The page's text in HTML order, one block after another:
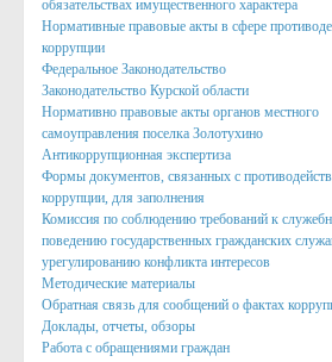
Перечень систем и
Муниципальные
График Приема
Защита населения и территорий от
Профилактика коррупции и иных
Общественный совет
Нормотворческая деятельность
Администрация
обязательствах имущественного характера
Нормативные правовые акты в сфере
коррупции
Федеральное Законодательство
Законодательство Курской области
Нормативно правовые акты органов местного
самоуправления поселка Золотухино
Антикоррупционная экспертиза
Формы документов, связанных с
коррупции, для заполнения
Комиссия по соблюдению требований к
поведению государственных гражданских
урегулированию конфликта интересов
Методические материалы
Обратная связь для сообщений о фактах
Доклады, отчеты, обзоры
Работа с обращениями граждан